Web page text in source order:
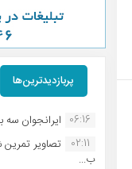
پربازدیدترین‌ها
06:16 ایرانجوان
02:11
تصاویر
ب...